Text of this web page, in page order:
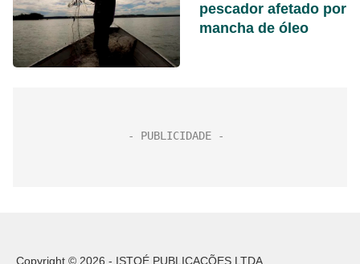
pescador afetado por
mancha de óleo
Copyright © 2026 - ISTOÉ PUBLICAÇÕES LTDA